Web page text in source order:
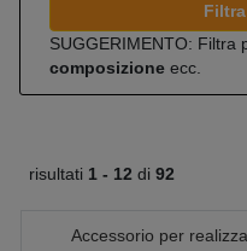
SUGGERIMENTO: Filtra
composizione ecc.
risultati 1 - 12 di 92
Accessorio per